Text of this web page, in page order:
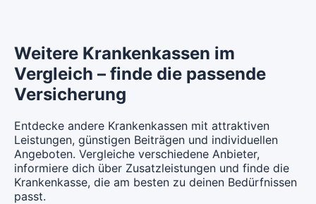
Weitere Krankenkassen im
Vergleich – finde die passende
Versicherung
Entdecke andere Krankenkassen mit attraktiven
Leistungen, günstigen Beiträgen und individuellen
Angeboten. Vergleiche verschiedene Anbieter,
informiere dich über Zusatzleistungen und finde die
Krankenkasse, die am besten zu deinen Bedürfnissen
passt.